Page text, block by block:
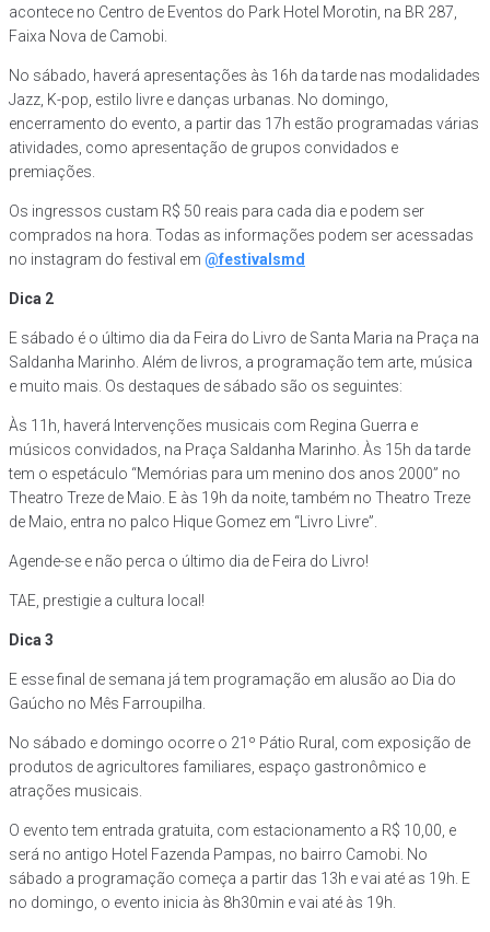
acontece no Centro de Eventos do Park Hotel Morotin, na BR 287,
Faixa Nova de Camobi.
No sábado, haverá apresentações às 16h da tarde nas modalidades
Jazz, K-pop, estilo livre e danças urbanas. No domingo,
encerramento do evento, a partir das 17h estão programadas várias
atividades, como apresentação de grupos convidados e
premiações.
Os ingressos custam R$ 50 reais para cada dia e podem ser
comprados na hora. Todas as informações podem ser acessadas
no instagram do festival em @festivalsmd
Dica 2
E sábado é o último dia da Feira do Livro de Santa Maria na Praça na
Saldanha Marinho. Além de livros, a programação tem arte, música
e muito mais. Os destaques de sábado são os seguintes:
Às 11h, haverá Intervenções musicais com Regina Guerra e
músicos convidados, na Praça Saldanha Marinho. Às 15h da tarde
tem o espetáculo “Memórias para um menino dos anos 2000” no
Theatro Treze de Maio. E às 19h da noite, também no Theatro Treze
de Maio, entra no palco Hique Gomez em “Livro Livre”.
Agende-se e não perca o último dia de Feira do Livro!
TAE, prestigie a cultura local!
Dica 3
E esse final de semana já tem programação em alusão ao Dia do
Gaúcho no Mês Farroupilha.
No sábado e domingo ocorre o 21º Pátio Rural, com exposição de
produtos de agricultores familiares, espaço gastronômico e
atrações musicais.
O evento tem entrada gratuita, com estacionamento a R$ 10,00, e
será no antigo Hotel Fazenda Pampas, no bairro Camobi. No
sábado a programação começa a partir das 13h e vai até as 19h. E
no domingo, o evento inicia às 8h30min e vai até às 19h.